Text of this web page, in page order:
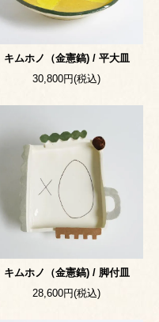
キムホノ（金憲鎬) / 平大皿
30,800円(税込)
キムホノ（金憲鎬) / 脚付皿
28,600円(税込)